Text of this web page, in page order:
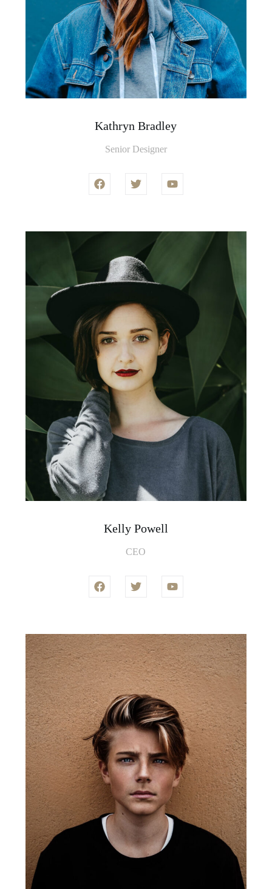
Kathryn Bradley
Senior Designer
Kelly Powell
CEO